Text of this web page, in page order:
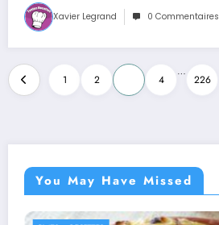
Xavier Legrand 0 Commentaires
Pagination
des
1 2 4
…
226
You May Have Missed